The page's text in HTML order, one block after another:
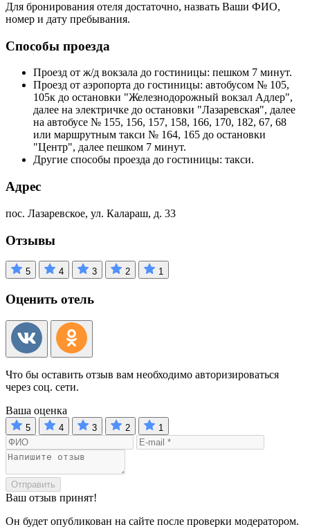
Для бронирования отеля достаточно, назвать Ваши ФИО,
номер и дату пребывания.
Способы проезда
Проезд от ж/д вокзала до гостиницы: пешком 7 минут.
Проезд от аэропорта до гостиницы: автобусом № 105,
105к до остановки "Железнодорожный вокзал Адлер",
далее на электричке до остановки "Лазаревская", далее
на автобусе № 155, 156, 157, 158, 166, 170, 182, 67, 68
или маршрутным такси № 164, 165 до остановки
"Центр", далее пешком 7 минут.
Другие способы проезда до гостиницы: такси.
Адрес
пос. Лазаревское, ул. Калараш, д. 33
Отзывы
5 4 3 2 1
Оценить отель
Что бы оставить отзыв вам необходимо авторизироваться
через соц. сети.
Ваша оценка
5 4 3 2 1
Отправить
Ваш отзыв принят!
Он будет опубликован на сайте после проверки модератором.